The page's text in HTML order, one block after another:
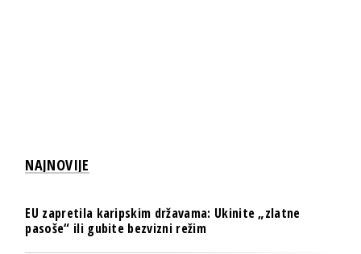
NAJNOVIJE
EU zapretila karipskim državama: Ukinite „zlatne
pasoše“ ili gubite bezvizni režim